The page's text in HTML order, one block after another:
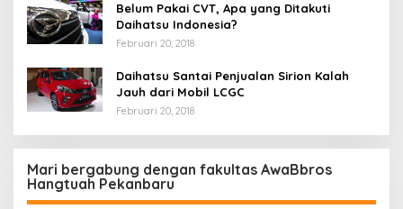
Belum Pakai CVT, Apa yang Ditakuti
Daihatsu Indonesia?
Februari 20, 2018
Daihatsu Santai Penjualan Sirion Kalah
Jauh dari Mobil LCGC
Februari 20, 2018
Mari bergabung dengan fakultas AwaBbros
Hangtuah Pekanbaru